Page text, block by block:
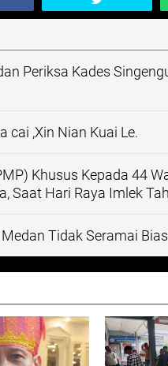
Periksa Kades
cai ,Xin Nian Kuai Le.
Khusus Kepada 44
Saat Hari Raya Imlek
Tidak Seramai